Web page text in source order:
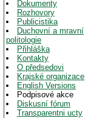
Dokumenty
Rozhovory
Publicistika
Duchovní a mravní
politologie
Přihláška
Kontakty
O předsedovi
Krajské organizace
English Versions
Podpisové akce
Diskusní fórum
Transparentni ucty